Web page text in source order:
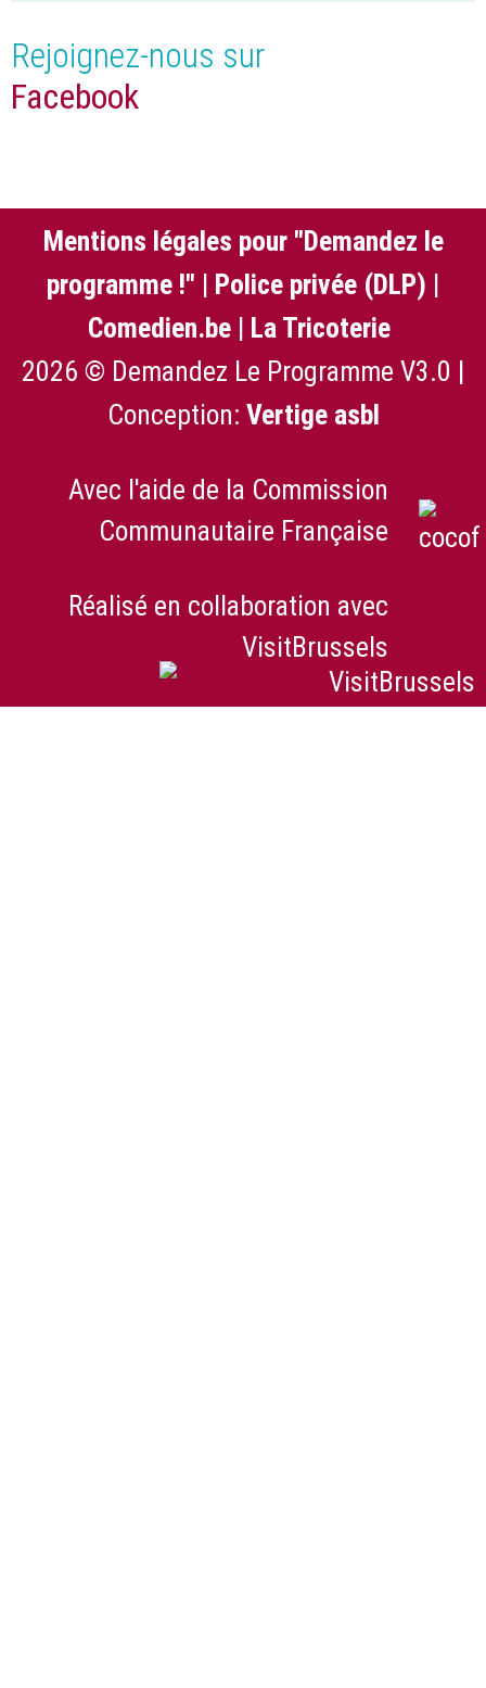
Rejoignez-nous sur
Facebook
Mentions légales pour "Demandez le
programme !" | Police privée (DLP) |
Comedien.be | La Tricoterie
2026 © Demandez Le Programme V3.0 |
Conception: Vertige asbl
Avec l'aide de la Commission
Communautaire Française
Réalisé en collaboration avec
VisitBrussels